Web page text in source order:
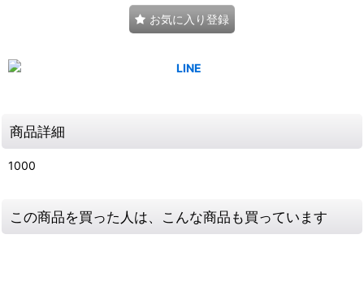
お気に入り登録
商品詳細
1000
この商品を買った人は、こんな商品も買っています